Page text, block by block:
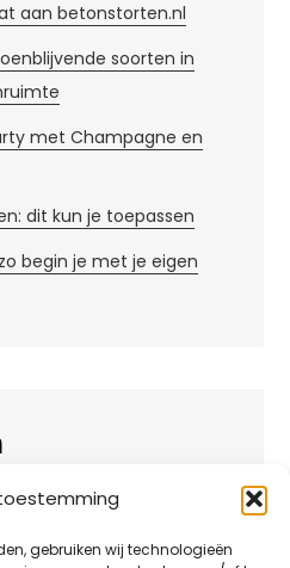
gebruiken wij technologieën
aan betonstorten.nl
soorten in
met Champagne en
dit kun je toepassen
begin je met je eigen